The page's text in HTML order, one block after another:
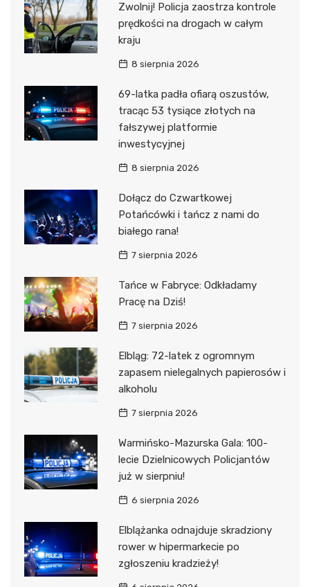
Zwolnij! Policja zaostrza kontrole
prędkości na drogach w całym
kraju
8 sierpnia 2026
69-latka padła ofiarą oszustów,
tracąc 53 tysiące złotych na
fałszywej platformie
inwestycyjnej
8 sierpnia 2026
Dołącz do Czwartkowej
Potańcówki i tańcz z nami do
białego rana!
7 sierpnia 2026
Tańce w Fabryce: Odkładamy
Pracę na Dziś!
7 sierpnia 2026
Elbląg: 72-latek z ogromnym
zapasem nielegalnych papierosów i
alkoholu
7 sierpnia 2026
Warmińsko-Mazurska Gala: 100-
lecie Dzielnicowych Policjantów
już w sierpniu!
6 sierpnia 2026
Elblążanka odnajduje skradziony
rower w hipermarkecie po
zgłoszeniu kradzieży!